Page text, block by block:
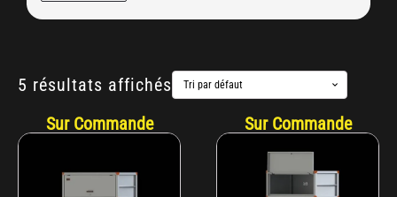
5 résultats affichés
Sur Commande Sur Commande